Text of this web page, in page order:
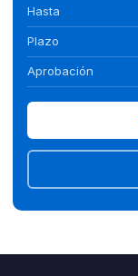
Hasta
Plazo
Aprobación